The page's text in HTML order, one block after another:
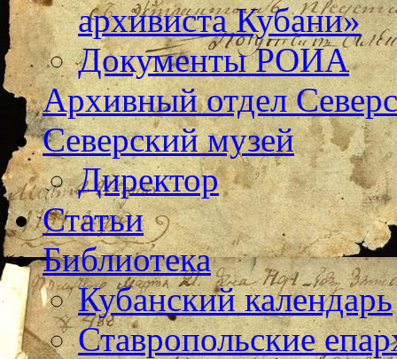
архивиста Кубани»
Документы РОИА
Архивный отдел
Северский музей
Директор
Статьи
Библиотека
Кубанский календарь
Ставропольские